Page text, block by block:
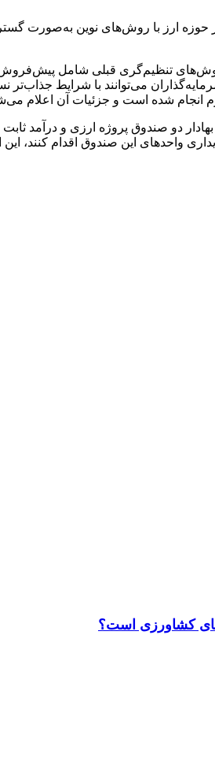
ارز با روش‌های نوین به‌صورت
روش‌های تنظیم‌گری قبلی شامل
می‌توانند با شرایط
انجام شده است و جزئیات آن اعلام
دو صندوق پروژه ارزی و درآمد ثابت
واحدهای این صندوق اقدام کنند،